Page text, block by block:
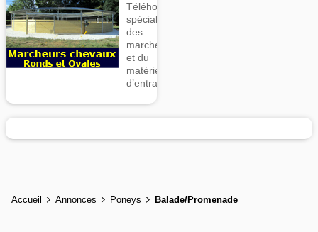
Téléhorse,
spécialiste
des
marcheurs
et du
matériel
d’entrainement
Accueil Annonces Poneys Balade/Promenade